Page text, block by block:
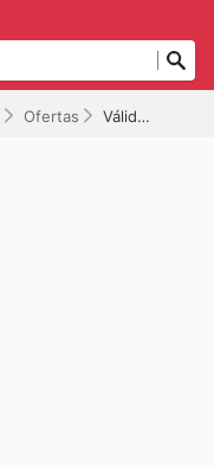
Ofertas Válido até 15/06/2026